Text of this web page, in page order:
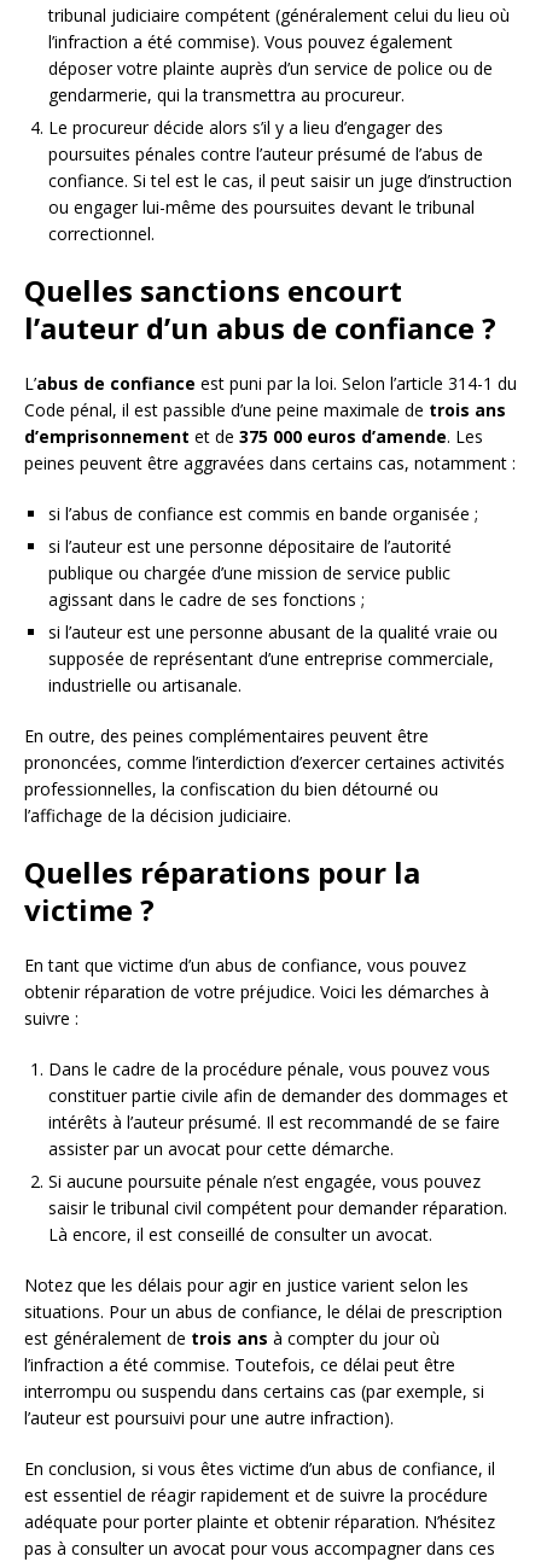
tribunal judiciaire compétent (généralement celui du lieu où
l’infraction a été commise). Vous pouvez également
déposer votre plainte auprès d’un service de police ou de
gendarmerie, qui la transmettra au procureur.
Le procureur décide alors s’il y a lieu d’engager des
poursuites pénales contre l’auteur présumé de l’abus de
confiance. Si tel est le cas, il peut saisir un juge d’instruction
ou engager lui-même des poursuites devant le tribunal
correctionnel.
Quelles sanctions encourt
l’auteur d’un abus de confiance ?
L’abus de confiance est puni par la loi. Selon l’article 314-1 du
Code pénal, il est passible d’une peine maximale de trois ans
d’emprisonnement et de 375 000 euros d’amende. Les
peines peuvent être aggravées dans certains cas, notamment :
si l’abus de confiance est commis en bande organisée ;
si l’auteur est une personne dépositaire de l’autorité
publique ou chargée d’une mission de service public
agissant dans le cadre de ses fonctions ;
si l’auteur est une personne abusant de la qualité vraie ou
supposée de représentant d’une entreprise commerciale,
industrielle ou artisanale.
En outre, des peines complémentaires peuvent être
prononcées, comme l’interdiction d’exercer certaines activités
professionnelles, la confiscation du bien détourné ou
l’affichage de la décision judiciaire.
Quelles réparations pour la
victime ?
En tant que victime d’un abus de confiance, vous pouvez
obtenir réparation de votre préjudice. Voici les démarches à
suivre :
Dans le cadre de la procédure pénale, vous pouvez vous
constituer partie civile afin de demander des dommages et
intérêts à l’auteur présumé. Il est recommandé de se faire
assister par un avocat pour cette démarche.
Si aucune poursuite pénale n’est engagée, vous pouvez
saisir le tribunal civil compétent pour demander réparation.
Là encore, il est conseillé de consulter un avocat.
Notez que les délais pour agir en justice varient selon les
situations. Pour un abus de confiance, le délai de prescription
est généralement de trois ans à compter du jour où
l’infraction a été commise. Toutefois, ce délai peut être
interrompu ou suspendu dans certains cas (par exemple, si
l’auteur est poursuivi pour une autre infraction).
En conclusion, si vous êtes victime d’un abus de confiance, il
est essentiel de réagir rapidement et de suivre la procédure
adéquate pour porter plainte et obtenir réparation. N’hésitez
pas à consulter un avocat pour vous accompagner dans ces